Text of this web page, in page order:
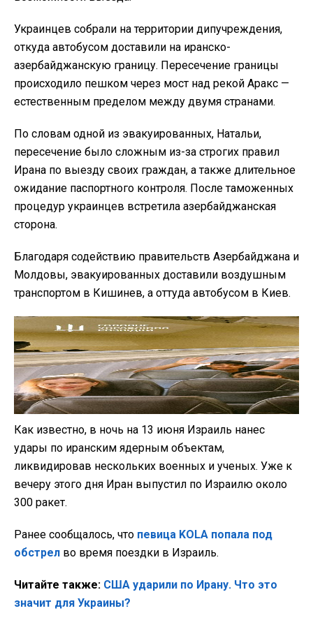
Украинцев собрали на территории дипучреждения,
откуда автобусом доставили на иранско-
азербайджанскую границу. Пересечение границы
происходило пешком через мост над рекой Аракс —
естественным пределом между двумя странами.
По словам одной из эвакуированных, Натальи,
пересечение было сложным из-за строгих правил
Ирана по выезду своих граждан, а также длительное
ожидание паспортного контроля. После таможенных
процедур украинцев встретила азербайджанская
сторона.
Благодаря содействию правительств Азербайджана и
Молдовы, эвакуированных доставили воздушным
транспортом в Кишинев, а оттуда автобусом в Киев.
Как известно, в ночь на 13 июня Израиль нанес
удары по иранским ядерным объектам,
ликвидировав нескольких военных и ученых. Уже к
вечеру этого дня Иран выпустил по Израилю около
300 ракет.
Ранее сообщалось, что певица KOLA попала под
обстрел во время поездки в Израиль.
Читайте также: США ударили по Ирану. Что это
значит для Украины?